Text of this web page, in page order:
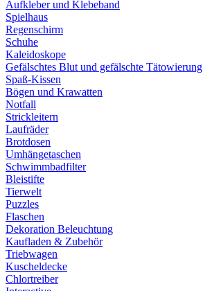
Aufkleber und Klebeband
Spielhaus
Regenschirm
Schuhe
Kaleidoskope
Gefälschtes Blut und gefälschte Tätowierung
Spaß-Kissen
Bögen und Krawatten
Notfall
Strickleitern
Laufräder
Brotdosen
Umhängetaschen
Schwimmbadfilter
Bleistifte
Tierwelt
Puzzles
Flaschen
Dekoration Beleuchtung
Kaufladen & Zubehör
Triebwagen
Kuscheldecke
Chlortreiber